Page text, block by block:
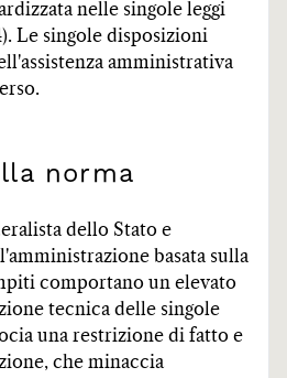
nelle singole leggi
Le singole disposizioni
amministrativa
norma
dello Stato e
basata sulla
comportano un elevato
tecnica delle singole
una restrizione di fatto e
che minaccia